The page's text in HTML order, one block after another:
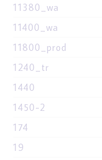
11380_wa
11400_wa
11800_prod
1240_tr
1440
1450-2
174
19